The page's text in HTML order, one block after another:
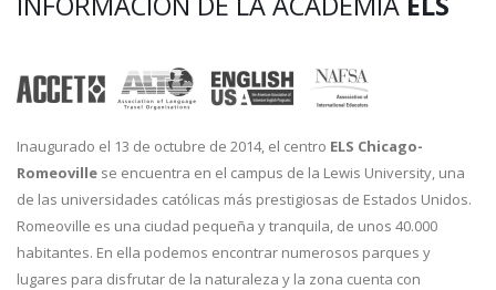
Inaugurado el 13 de octubre de 2014, el centro ELS Chicago-
Romeoville se encuentra en el campus de la Lewis University, una
de las universidades católicas más prestigiosas de Estados Unidos.
Romeoville es una ciudad pequeña y tranquila, de unos 40.000
habitantes. En ella podemos encontrar numerosos parques y
lugares para disfrutar de la naturaleza y la zona cuenta con